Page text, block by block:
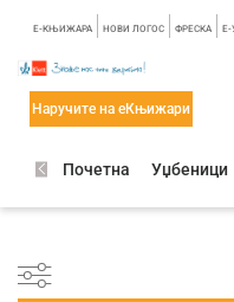
E-КЊИЖАРА НОВИ ЛОГОС ФРЕСКА
Наручите на еКњижари
Почетна Уџбеници